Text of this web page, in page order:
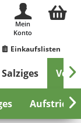
Mein
Konto
Einkaufslisten
Aufstriche

